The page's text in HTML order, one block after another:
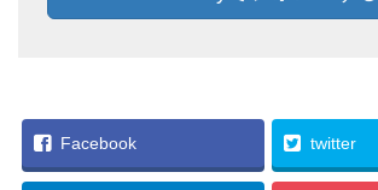
Facebook twitter